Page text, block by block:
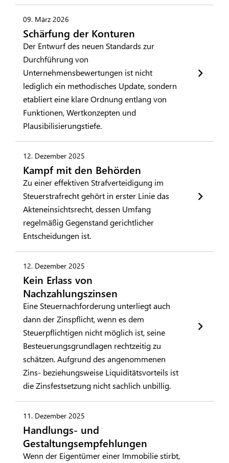
09. März 2026
Schärfung der Konturen
Der Entwurf des neuen Standards zur
Durchführung von
Unternehmensbewertungen ist nicht
lediglich ein methodisches Update, sondern
etabliert eine klare Ordnung entlang von
Funktionen, Wertkonzepten und
Plausibilisierungstiefe.
12. Dezember 2025
Kampf mit den Behörden
Zu einer effektiven Strafverteidigung im
Steuerstrafrecht gehört in erster Linie das
Akteneinsichtsrecht, dessen Umfang
regelmäßig Gegenstand gerichtlicher
Entscheidungen ist.
12. Dezember 2025
Kein Erlass von
Nachzahlungszinsen
Eine Steuernachforderung unterliegt auch
dann der Zinspflicht, wenn es dem
Steuerpflichtigen nicht möglich ist, seine
Besteuerungsgrundlagen rechtzeitig zu
schätzen. Aufgrund des angenommenen
Zins- beziehungsweise Liquiditätsvorteils ist
die Zinsfestsetzung nicht sachlich unbillig.
11. Dezember 2025
Handlungs- und
Gestaltungsempfehlungen
Wenn der Eigentümer einer Immobilie stirbt,